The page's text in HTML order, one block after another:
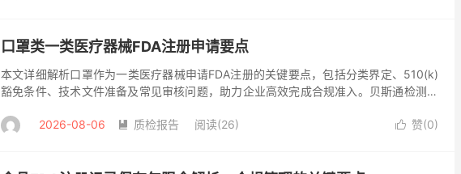
口罩类一类医疗器械FDA注册申请要点
本文详细解析口罩作为一类医疗器械申请FDA注册的关键要点，包括分类界定、510(k)
豁免条件、技术文件准备及常见审核问题，助力企业高效完成合规准入。贝斯通检测认
医...
 赞(0)
2026-08-06  质检报告 阅读(26)